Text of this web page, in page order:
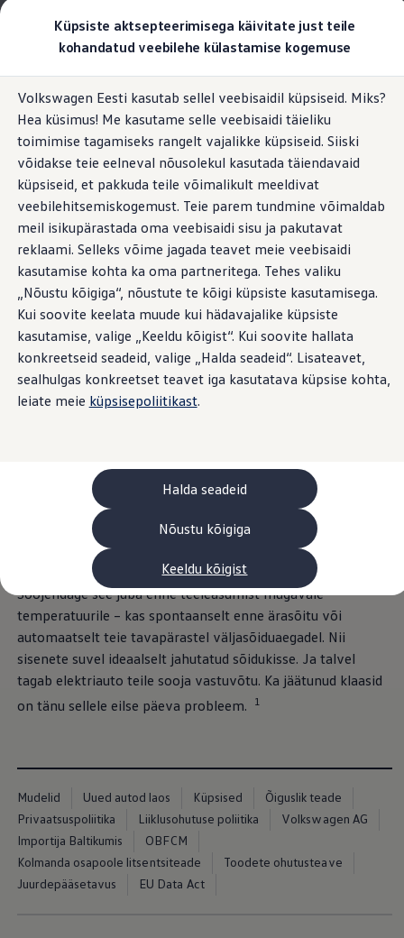
Küpsiste aktsepteerimisega käivitate just teile
kohandatud veebilehe külastamise kogemuse
Volkswagen Eesti kasutab sellel veebisaidil küpsiseid. Miks?
Hea küsimus! Me kasutame selle veebisaidi täieliku
toimimise tagamiseks rangelt vajalikke küpsiseid. Siiski
võidakse teie eelneval nõusolekul kasutada täiendavaid
küpsiseid, et pakkuda teile võimalikult meeldivat
veebilehitsemiskogemust. Teie parem tundmine võimaldab
meil isikupärastada oma veebisaidi sisu ja pakutavat
reklaami. Selleks võime jagada teavet meie veebisaidi
kasutamise kohta ka oma partneritega. Tehes valiku
„Nõustu kõigiga“, nõustute te kõigi küpsiste kasutamisega.
Kui soovite keelata muude kui hädavajalike küpsiste
kasutamise, valige „Keeldu kõigist“. Kui soovite hallata
konkreetseid seadeid, valige „Halda seadeid“. Lisateavet,
sealhulgas konkreetset teavet iga kasutatava küpsise kohta,
leiate meie küpsisepoliitikast.
Nõustu kõigiga
Keeldu kõigist
Halda seadeid
põhisisu
juurde
jaluse
juurde
Valige oma Volkswagen
Mudelid ja konfiguraator
Uus ID. Cross
Konfigureeri
Volkswageni tarbesõidukid. Igaks ülesandeks valmis
Volkswagen laoautode e-pood
Pakkumised ja teenused
Juubelipakkumine
Autovahetus
Garantii
Volkswagen laoautode e-pood
Tasuta registreerimistasu sinu uuele Volkswagenile!
Tiguani pistikhübriid
Elektriautod ja hübriidautod
Golf eHybrid
Tiguan eHybrid
Passat eHybrid
Tayron eHybrid
Touareg eHybrid
Ära iial ütle iial
ID. teadmised
Laadimine ja sõiduulatus
Elektrisõidukid töökojas: lõpp õlivahetustele
ID. tarkvarauuendus*
Elektriautode tarneajad
Ühenduvus
VW Connect
Aktiveerimine
VW Connect teie ID. jaoks.
Car-Net
App-Connect
Upgrades
We Charge
Fleet Interface Data
Volkswagenist
Saa rohkem
Volkswageni eelised
Remont ja kontroll
Mootoriõli ja töövedelikud
Veljed ja rehvid
Avarii- ja rikkeabi
Volkswageni teenindus
Lisatarvikud
Kliimaseade teie ID.-s.
Suvel alati jahe. Talvel
soe. ID.-s valitseb alati
heaolukliima
Volkswageni äpi abil saate oma ID. kliimaseadet juhtida.
Soojendage see juba enne teeleasumist mugavale
temperatuurile – kas spontaanselt enne ärasõitu või
automaatselt teie tavapärastel väljasõiduaegadel. Nii
sisenete suvel ideaalselt jahutatud sõidukisse. Ja talvel
tagab elektriauto teile sooja vastuvõtu. Ka jäätunud klaasid
on tänu sellele eilse päeva probleem.
1
Mudelid Uued autod laos Küpsised
Õiguslik teade
Privaatsuspoliitika
Liiklusohutuse poliitika
Volkswagen AG
Importija Baltikumis
OBFCM
Kolmanda osapoole litsentsiteade
Toodete ohutusteave
Juurdepääsetavus
EU Data Act